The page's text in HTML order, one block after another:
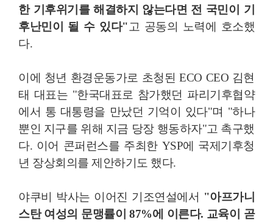
한 기후위기를 해결하지 않는다면 전 국민이 기
후난민이 될 수 있다"고 공동의 노력에 호소했
다.
이에 청년 환경운동가로 초청된 ECO CEO 김현
태 대표는 "한국대표로 참가했던 파리기후협약
에서 통 대통령을 만났던 기억이 있다"며 "하나
뿐인 지구를 위해 지금 당장 행동하자"고 촉구했
다. 이어 콘퍼런스를 주최한 YSP에 국제기후청
년 장상회의를 제안하기도 했다.
야쿠비 박사는 이어진 기조연설에서 "아프가니
스탄 여성의 문맹률이 87%에 이른다. 교육이 곧